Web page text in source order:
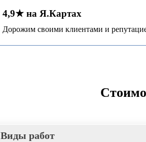
4,9★ на Я.Картах
Дорожим своими клиентами и
Виды работ